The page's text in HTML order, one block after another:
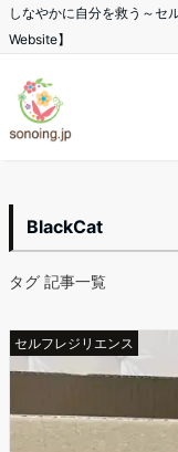
しなやかに自分を救う～セ
Website】
BlackCat
タグ 記事一覧
セルフレジリエンス